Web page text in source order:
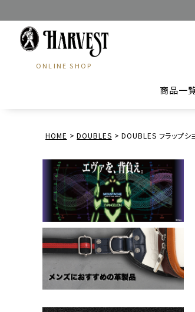
ONLINE SHOP
商品一
HOME DOUBLES DOUBLES フラップ